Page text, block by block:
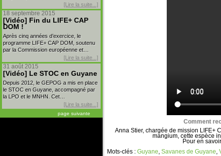
[Lire la suite...]
18 septembre 2015
[Vidéo] Fin du LIFE+ CAP
DOM !
Après cinq années d’exercice, le
programme LIFE+ CAP DOM, soutenu
par la Commission européenne et…
[Lire la suite...]
31 août 2015
[Vidéo] Le STOC en Guyane
Depuis 2012, le GEPOG a mis en place
le STOC en Guyane, accompagné par
la LPO et le MNHN. Cet…
[Lire la suite...]
page suivante
Comment
Anna Stier, chargée de mission LIFE+
mangium, cette espèce
Pour en
Mots-clés : Guyane Savanes de Guyane